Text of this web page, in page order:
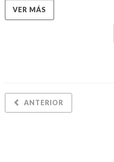
VER MÁS
ANTERIOR